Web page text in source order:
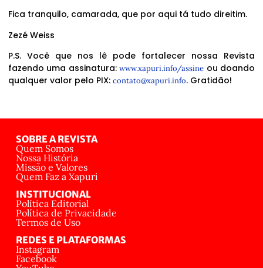
Fica tranquilo, camarada, que por aqui tá tudo direitim.
Zezé Weiss
P.S. Você que nos lê pode fortalecer nossa Revista
fazendo uma assinatura:www.xapuri.info/assine ou doando
qualquer valor pelo PIX: contato@xapuri.info. Gratidão!
SOBRE A REVISTA
Quem Somos
Nossa História
Missão e Valores
Quem Faz a Xapuri
INSTITUCIONAL
Política Editorial
Política de Privacidade
Termos de Uso
REDES E PLATAFORMAS
Instagram
Facebook